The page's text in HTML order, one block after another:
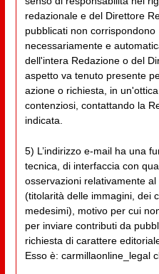
redazionale e del Direttore
pubblicati non corrispondono
necessariamente e
dell'intera Redazione o del
aspetto va tenuto presente
azione o richiesta, in
contenziosi, contattando la
indicata.
5) L’indirizzo e-mail ha una
tecnica, di interfaccia con
osservazioni relativamente
(titolarità delle immagini, dei
medesimi), motivo per cui
per inviare contributi da
richiesta di carattere
Esso è: carmillaonline_legal